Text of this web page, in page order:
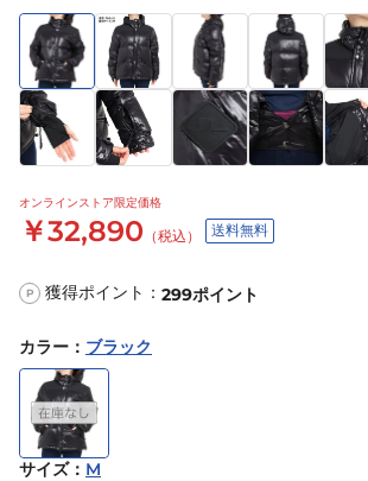
オンラインストア限定価格
￥32,890 （税込） 送料無料
P 獲得ポイント： 299ポイント
カラー ： ブラック
サイズ： M